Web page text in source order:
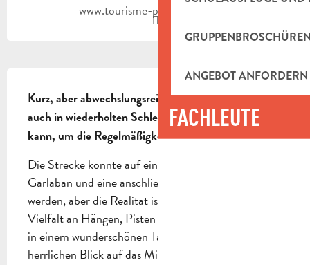
ANGEBOT ANFORDERN
FACHLEUTE
www.tourisme-paysdaubagne.fr
Kurz, aber abwechslungsreich, eine Strecke, die
auch in wiederholten Schleifen absolviert werden
kann, um die Regelmäßigkeit zu trainieren.
Die Strecke könnte auf einen Anstieg auf den
Garlaban und eine anschließende Abfahrt reduziert
werden, aber die Realität ist interessanter, mit einer
Vielfalt an Hängen, Pisten und technischen Pfaden
in einem wunderschönen Tal, das zudem einen
herrlichen Blick auf das Mittelmeer bietet.